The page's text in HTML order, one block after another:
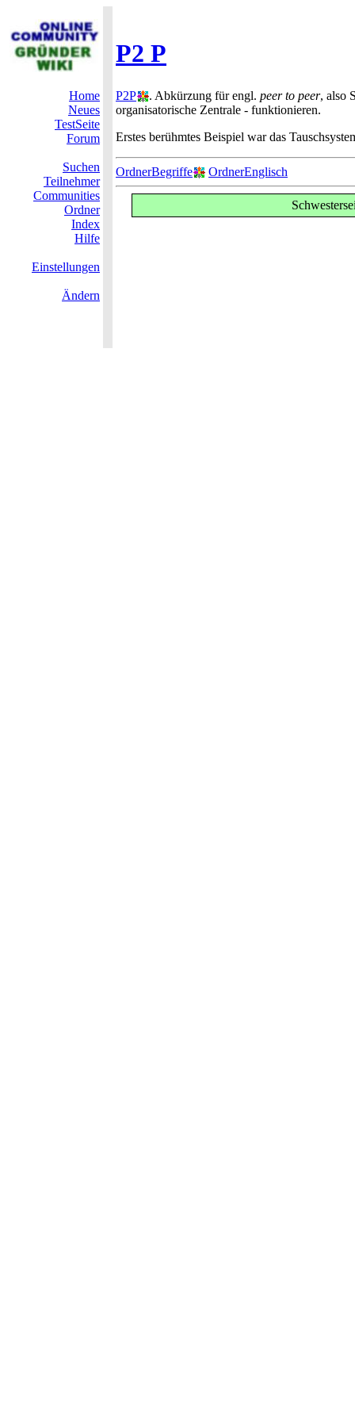
P2 P
Home
Neues
TestSeite
Forum
Suchen
Teilnehmer
Communities
Ordner
Index
Hilfe
Einstellungen
Ändern
P2P . Abkürzung für engl. peer to peer, also
organisatorische Zentrale - funktionieren.
Erstes berühmtes Beispiel war das
OrdnerBegriffe OrdnerEnglisch